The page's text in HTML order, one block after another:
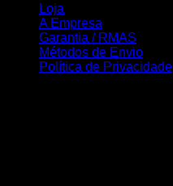
Loja
A Empresa
Garantia / RMAS
Métodos de Envio
Política de Privacidade